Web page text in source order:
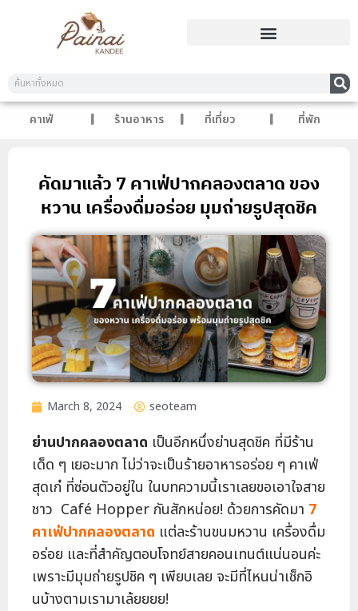
คาเฟ่ ร้านอาหาร ที่เที่ยว ที่พัก
คัดมาแล้ว 7 คาเฟ่ปากคลองตลาด ของ
หวาน เครื่องดื่มอร่อย มุมถ่ายรูปสุดชิค
March 8, 2024 seoteam
ย่านปากคลองตลาด เป็นอีกหนึ่งย่านสุดชิค ที่มีร้าน
เด็ด ๆ เยอะมาก ไม่ว่าจะเป็นร้ายอาหารอร่อย ๆ คาเฟ่
สุดเก๋ ที่ซ่อนตัวอยู่ใน ในบทความนี้เราเลยขอเอาใจสาย
ชาว Café Hopper กันสักหน่อย! ด้วยการคัดมา 7
คาเฟ่ปากคลองตลาด แต่ละร้านขนมหวาน เครื่องดื่ม
อร่อย และที่สำคัญตอบโจทย์สายคอนเทนต์แน่นอนค่ะ
เพราะมีมุมถ่ายรูปชิค ๆ เพียบเลย จะมีที่ไหนน่าเช็กอิ
นบ้างตามเรามาเล้ยยยย!